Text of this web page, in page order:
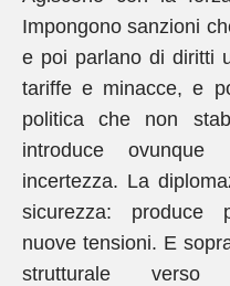
Impongono sanzioni
e poi parlano di diritti
tariffe e minacce, e
politica che non
introduce
incertezza. La
sicurezza: produce
nuove tensioni. E
strutturale verso